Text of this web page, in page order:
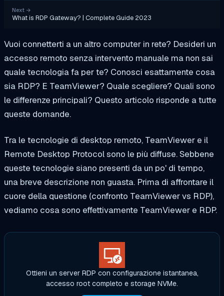
Next →
What is RDP Gateway? | Complete Guide 2023
Vuoi connetterti a un altro computer in rete? Desideri un
accesso remoto senza intervento manuale ma non sai
quale tecnologia fa per te? Conosci esattamente cosa
sia RDP? E TeamViewer? Quale scegliere? Quali sono
le differenze principali? Questo articolo risponde a tutte
queste domande.
Tra le tecnologie di desktop remoto, TeamViewer e il
Remote Desktop Protocol sono le più diffuse. Sebbene
queste tecnologie siano presenti da un po' di tempo,
una breve descrizione non guasta. Prima di affrontare il
cuore della questione (confronto TeamViewer vs RDP),
vediamo cosa sono effettivamente TeamViewer e RDP.
Ottieni un server RDP con configurazione istantanea,
accesso root completo e storage NVMe.